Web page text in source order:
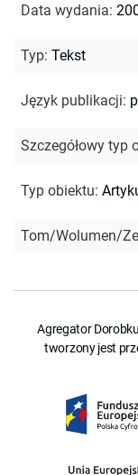
Data wydania:
Typ: Tekst
Język publikacji:
Szczegółowy typ
Typ obiektu:
Tom/Wolumen/
Agregator
tworzony jest